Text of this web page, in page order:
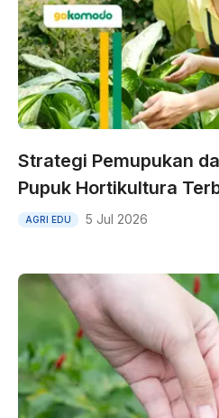
Strategi Pemupukan
Pupuk Hortikultura
AGRI EDU 5 Jul 2026